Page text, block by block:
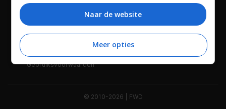
Wie is FWD Privacybeleid
Adverteren Contact
Gebruiksvoorwaarden
© 2010-2026 | FWD
Bepaalde leveranciers kunnen uw persoonsgegevens
beheren. Zoek onderaan deze pagina of in het sitemenu naar
een link om uw toestemming te beheren of in te trekken via de
privacy- en cookie-instellingen.
Naar de website
Meer opties